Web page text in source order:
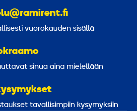
vuorokauden sisällä
sinua aina mielellään
tavallisimpiin kysymyksiin